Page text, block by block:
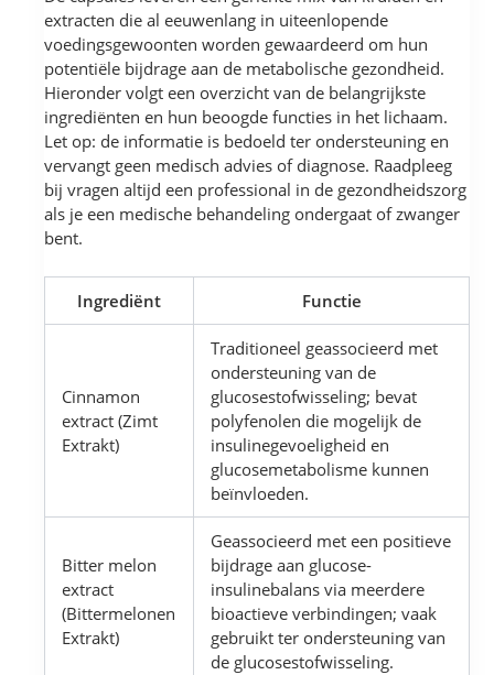
extracten die al eeuwenlang in uiteenlopende
voedingsgewoonten worden gewaardeerd om hun
potentiële bijdrage aan de metabolische gezondheid.
Hieronder volgt een overzicht van de belangrijkste
ingrediënten en hun beoogde functies in het lichaam.
Let op: de informatie is bedoeld ter ondersteuning en
vervangt geen medisch advies of diagnose. Raadpleeg
bij vragen altijd een professional in de gezondheidszorg
als je een medische behandeling ondergaat of zwanger
bent.
Ingrediënt Functie
Cinnamon
extract (Zimt
Extrakt)
Traditioneel geassocieerd met
ondersteuning van de
glucosestofwisseling; bevat
polyfenolen die mogelijk de
insulinegevoeligheid en
glucosemetabolisme kunnen
beïnvloeden.
Bitter melon
extract
(Bittermelonen
Extrakt)
Geassocieerd met een positieve
bijdrage aan glucose-
insulinebalans via meerdere
bioactieve verbindingen; vaak
gebruikt ter ondersteuning van
de glucosestofwisseling.